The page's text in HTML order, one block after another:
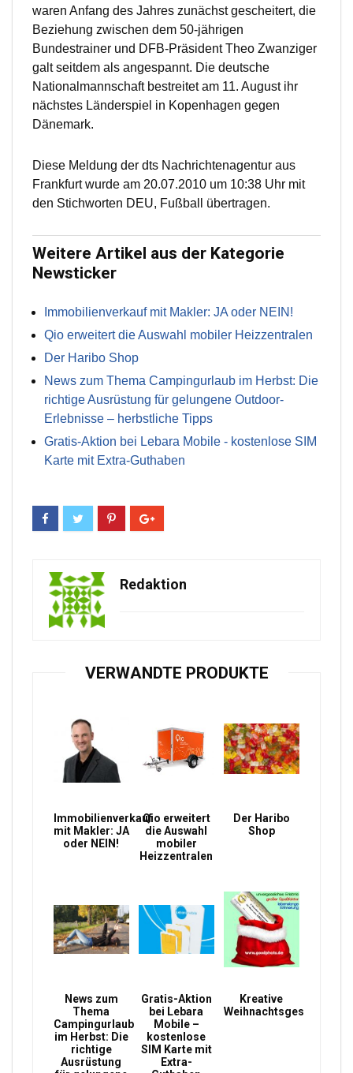
waren Anfang des Jahres zunächst gescheitert, die
Beziehung zwischen dem 50-jährigen
Bundestrainer und DFB-Präsident Theo Zwanziger
galt seitdem als angespannt. Die deutsche
Nationalmannschaft bestreitet am 11. August ihr
nächstes Länderspiel in Kopenhagen gegen
Dänemark.
Diese Meldung der dts Nachrichtenagentur aus
Frankfurt wurde am 20.07.2010 um 10:38 Uhr mit
den Stichworten DEU, Fußball übertragen.
Weitere Artikel aus der Kategorie
Newsticker
Immobilienverkauf mit Makler: JA oder NEIN!
Qio erweitert die Auswahl mobiler Heizzentralen
Der Haribo Shop
News zum Thema Campingurlaub im Herbst: Die
richtige Ausrüstung für gelungene Outdoor-
Erlebnisse – herbstliche Tipps
Gratis-Aktion bei Lebara Mobile - kostenlose SIM
Karte mit Extra-Guthaben
Redaktion
VERWANDTE PRODUKTE
Immobilienverkauf
mit Makler: JA
oder NEIN!
Qio erweitert
die Auswahl
mobiler
Heizzentralen
Der Haribo
Shop
News zum
Thema
Campingurlaub
im Herbst: Die
richtige
Ausrüstung
Gratis-Aktion
bei Lebara
Mobile –
kostenlose
SIM Karte mit
Extra-
Kreative
Weihnachtsgeschenke